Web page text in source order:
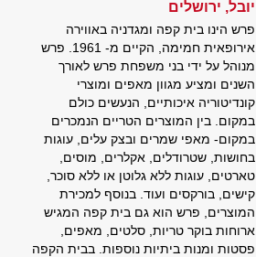
יובל, ירושלים
פרש הינו בית קפה ומגדניה באווירה
אירופאית חמימה, הקיים מ- 1961. פרש
מנוהל על ידי בני משפחת פרש לאורך
השנים ומציע מגוון מאפים ומוצרי
קונדיטוריה איכותיים, הנעשים כולם
במקום. בין המוצרים הטריים הנמכרים
במקום- מאפי שמרים ובצק עלים, עוגות
בחושות, שטרודלים, אקלרים, מוסים,
טארטים, עוגות ללא גלוטן או ללא סוכר,
קישים, בורקסים ועוד. בנוסף למכירת
המוצרים, פרש הוא גם בית קפה המגיש
ארוחות בוקר טריות, סלטים, מאפים,
פסטות ומנות ביתיות נוספות. בבית הקפה